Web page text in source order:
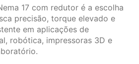
17 com redutor é a escolha
precisão, torque elevado e
em aplicações de
robótica, impressoras 3D e